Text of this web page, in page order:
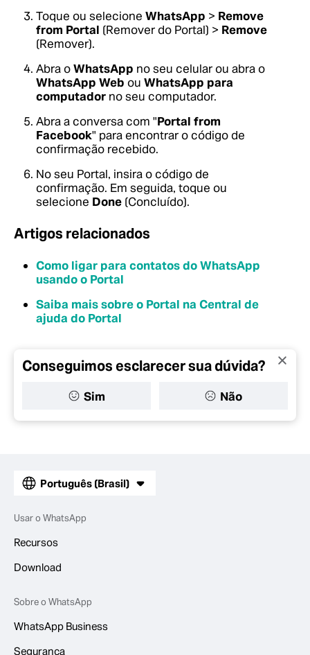
Toque ou selecione WhatsApp > Remove
from Portal (Remover do Portal) > Remove
(Remover).
Abra oWhatsApp no seu celular ou abra o
WhatsApp Web ou WhatsApp para
computador no seu computador.
Abra a conversa com "Portal from
Facebook" para encontrar o código de
confirmação recebido.
No seu Portal, insira o código de
confirmação. Em seguida, toque ou
selecione Done (Concluído).
Artigos relacionados
Como ligar para contatos do WhatsApp
usando o Portal
Saiba mais sobre o Portal na Central de
ajuda do Portal
Conseguimos esclarecer sua dúvida?
Sim Não
Português (Brasil)
Usar o WhatsApp
Recursos
Download
Sobre o WhatsApp
WhatsApp Business
Segurança